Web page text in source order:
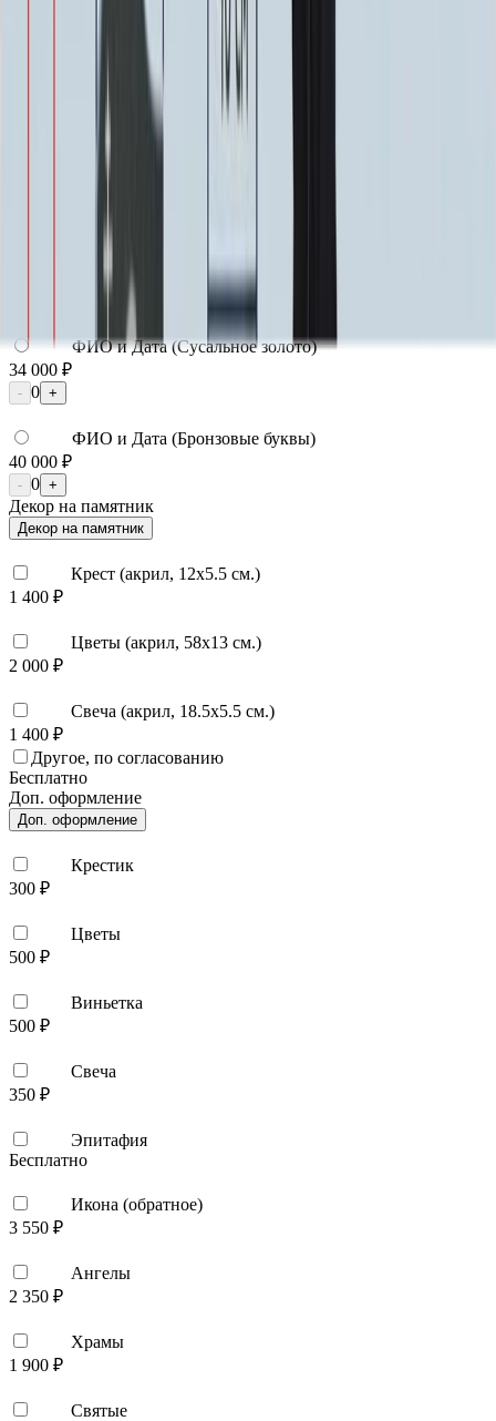
ФИО и Дата (Гравировка)
ФИО и Дата (Пескоструй)
ФИО и Дата (Сусальное золото)
34 000 ₽
- 0 +
ФИО и Дата (Бронзовые буквы)
40 000 ₽
- 0 +
Декор на памятник
Декор на памятник
Крест (акрил, 12х5.5 см.)
1 400 ₽
Цветы (акрил, 58х13 см.)
2 000 ₽
Свеча (акрил, 18.5х5.5 см.)
1 400 ₽
Другое, по согласованию
Бесплатно
Доп. оформление
Доп. оформление
Крестик
300 ₽
Цветы
500 ₽
Виньетка
500 ₽
Свеча
350 ₽
Эпитафия
Бесплатно
Икона (обратное)
3 550 ₽
Ангелы
2 350 ₽
Храмы
1 900 ₽
Святые